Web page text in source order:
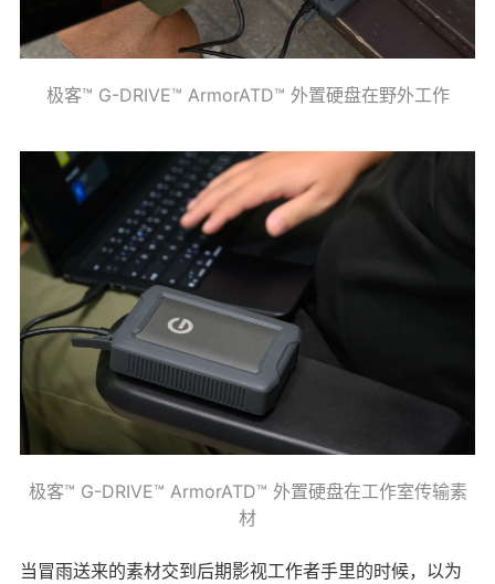
极客™ G-DRIVE™ ArmorATD™ 外置硬盘在野外工作
极客™ G-DRIVE™ ArmorATD™ 外置硬盘在工作室传输素
材
当冒雨送来的素材交到后期影视工作者手里的时候，以为